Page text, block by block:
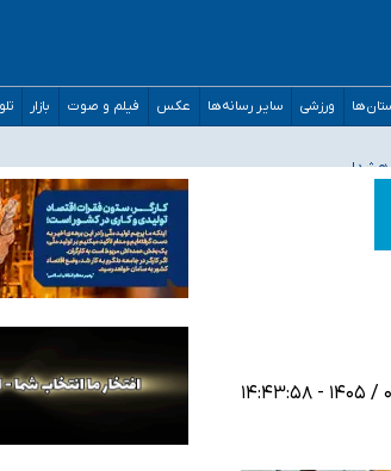
ورزشی سایر رسانه‌ها عکس فیلم و صوت بازار
نظامی دافوس آجا
از آستانه هشدار
در دبی متناسب با شرایط جدید تصمیم‌گیری می‌شود